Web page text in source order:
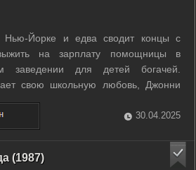
Йорке и едва сводит концы с
на зарплату помощницы в
заведении для детей богачей.
свою школьную любовь, Джонни
вспыхивает былая страсть. ...
30.04.2025
(1987)